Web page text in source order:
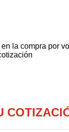
la compra por